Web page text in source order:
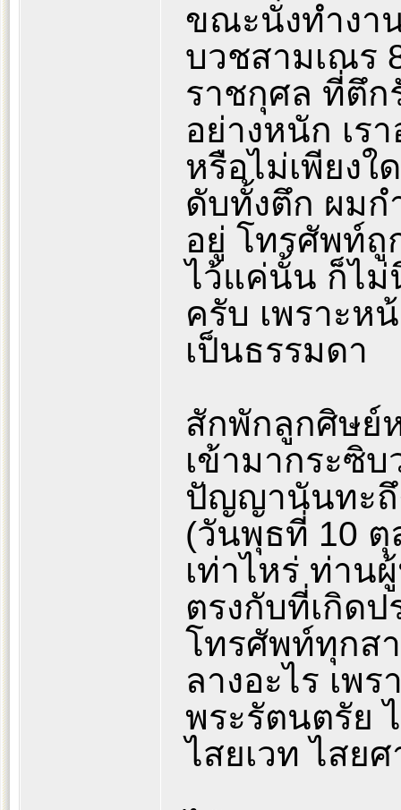
ขณะนั่งทำงา
บวชสามเณร
ราชกุศล ที่ตึก
อย่างหนัก เร
หรือไม่เพียงใ
ดับทั้งตึก ผม
อยู่ โทรศัพท์ถู
ไว้แค่นั้น ก็ไม่
ครับ เพราะห
เป็นธรรมดา
สักพักลูกศิษย์
เข้ามากระซิ
ปัญญานันทะถึ
(วันพุธที่ 10 ตุ
เท่าไหร่ ท่าน
ตรงกับที่เกิด
โทรศัพท์ทุกส
ลางอะไร เพ
พระรัตนตรัย
ไสยเวท ไสย